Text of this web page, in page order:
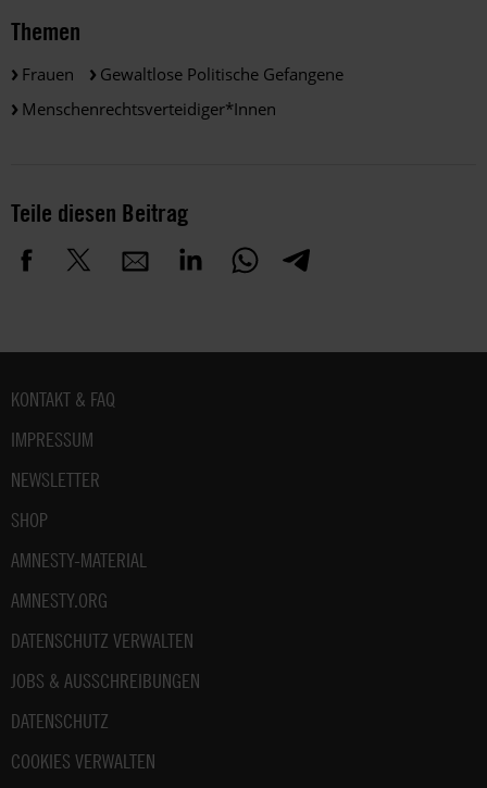
Themen
Frauen
Gewaltlose Politische Gefangene
Menschenrechtsverteidiger*innen
Teile diesen Beitrag
Fußbereich
KONTAKT & FAQ
IMPRESSUM
NEWSLETTER
SHOP
AMNESTY-MATERIAL
AMNESTY.ORG
DATENSCHUTZ VERWALTEN
JOBS & AUSSCHREIBUNGEN
DATENSCHUTZ
COOKIES VERWALTEN